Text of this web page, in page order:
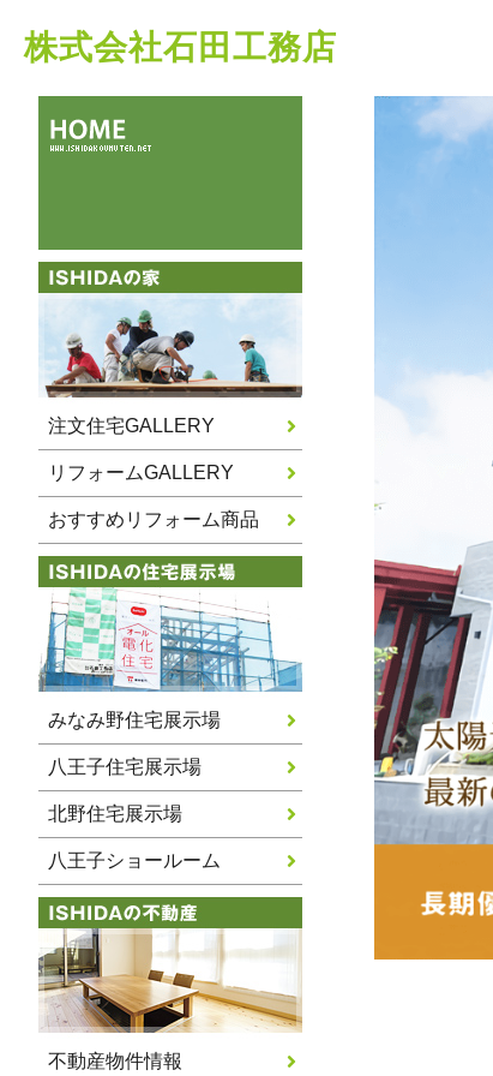
株式会社石田工務店
注文住宅GALLERY
リフォームGALLERY
おすすめリフォーム商品
みなみ野住宅展示場
八王子住宅展示場
北野住宅展示場
八王子ショールーム
不動産物件情報